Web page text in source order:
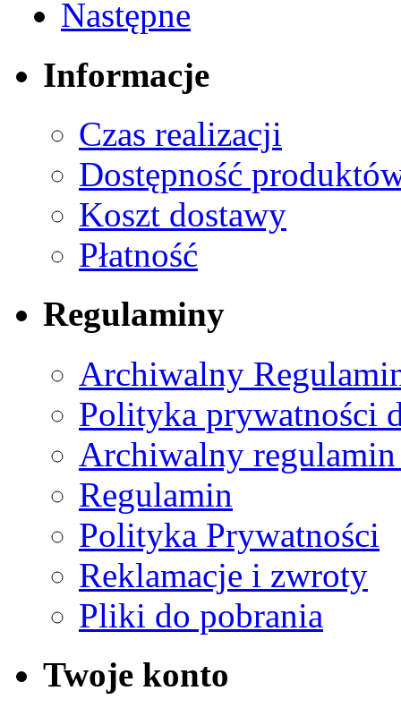
Następne
Informacje
Czas realizacji
Dostępność
Koszt dostawy
Płatność
Regulaminy
Archiwalny
Polityka prywatności
Archiwalny
Regulamin
Polityka Prywatności
Reklamacje i zwroty
Pliki do pobrania
Twoje konto